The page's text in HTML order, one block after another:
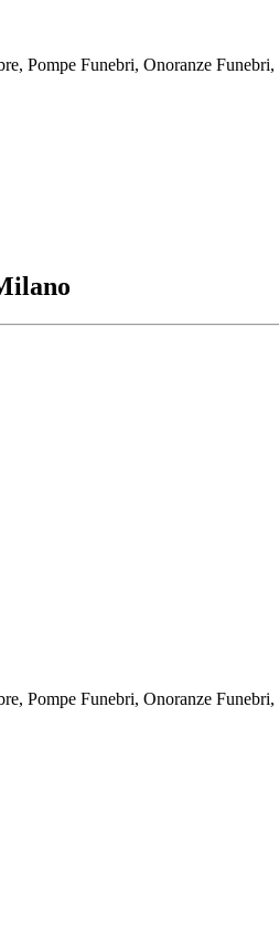
Funebri, Onoranze Funebri,
Funebri, Onoranze Funebri,